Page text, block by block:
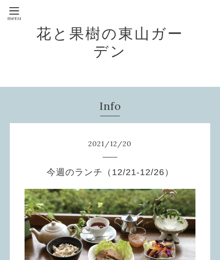
花と果樹の東山ガー
デン
Info
2021/12/20
今週のランチ（12/21-12/26）